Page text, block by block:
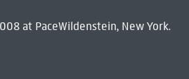
at PaceWildenstein, New York.